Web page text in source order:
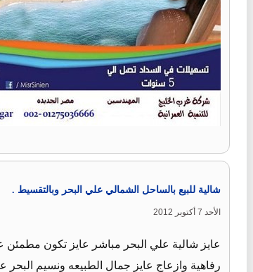
شالية للبيع بالساحل الشمالي علي البحر وبالتقسيط .
الأحد 7 أكتوبر 2012
عايز شالية علي البحر مباشر عايز تكون
رفاهية وازعاج عايز جمال الطبيعه ونسيم البحر